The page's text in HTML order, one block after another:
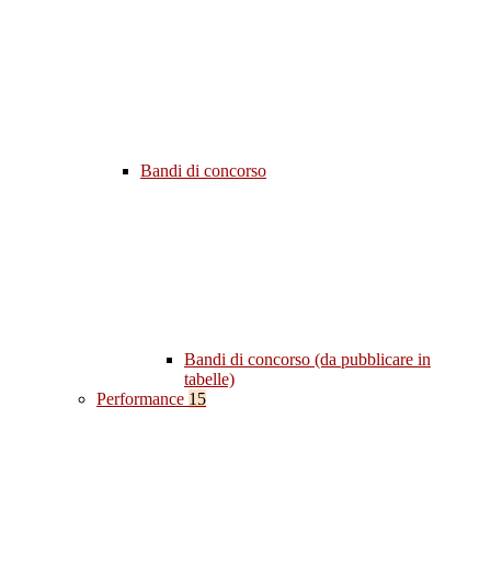
Bandi di concorso
Bandi di concorso (da pubblicare in
tabelle)
Performance 15